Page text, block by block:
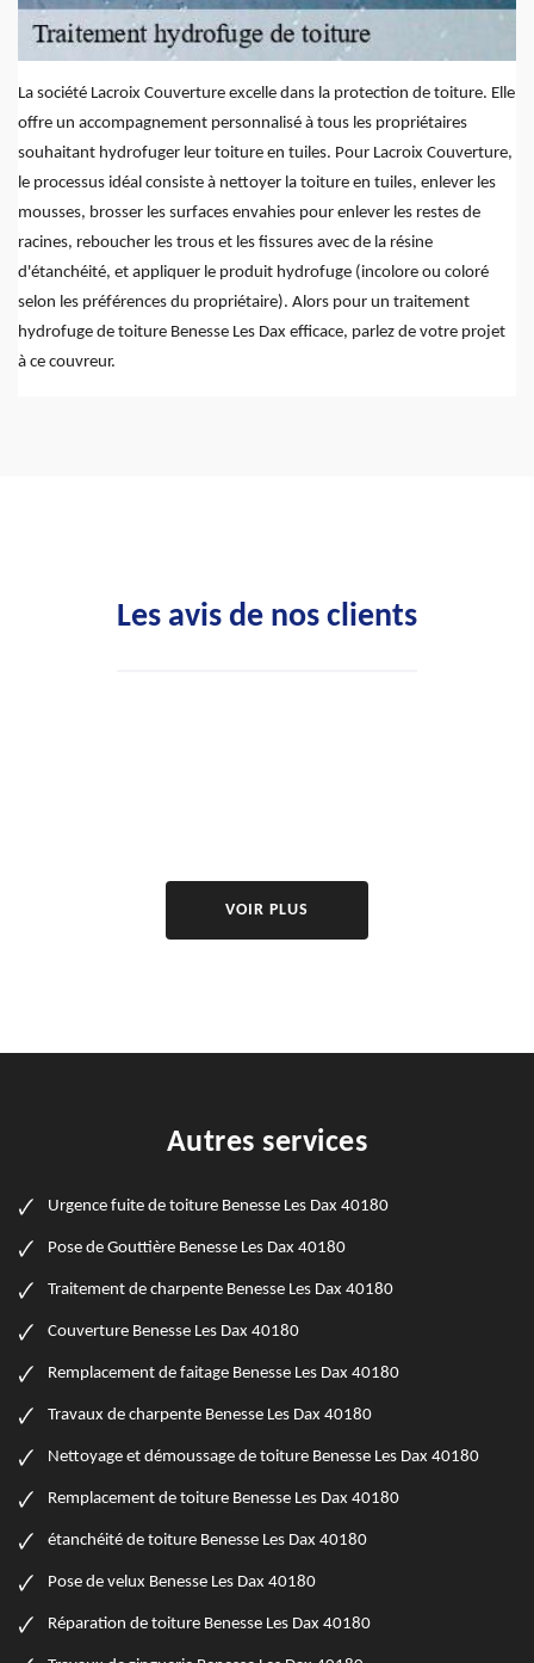
La société Lacroix Couverture excelle dans la protection de toiture. Elle
offre un accompagnement personnalisé à tous les propriétaires
souhaitant hydrofuger leur toiture en tuiles. Pour Lacroix Couverture,
le processus idéal consiste à nettoyer la toiture en tuiles, enlever les
mousses, brosser les surfaces envahies pour enlever les restes de
racines, reboucher les trous et les fissures avec de la résine
d'étanchéité, et appliquer le produit hydrofuge (incolore ou coloré
selon les préférences du propriétaire). Alors pour un traitement
hydrofuge de toiture Benesse Les Dax efficace, parlez de votre projet
à ce couvreur.
Les avis de nos clients
VOIR PLUS
Autres services
Urgence fuite de toiture Benesse Les Dax 40180
Pose de Gouttière Benesse Les Dax 40180
Traitement de charpente Benesse Les Dax 40180
Couverture Benesse Les Dax 40180
Remplacement de faitage Benesse Les Dax 40180
Travaux de charpente Benesse Les Dax 40180
Nettoyage et démoussage de toiture Benesse Les Dax 40180
Remplacement de toiture Benesse Les Dax 40180
étanchéité de toiture Benesse Les Dax 40180
Pose de velux Benesse Les Dax 40180
Réparation de toiture Benesse Les Dax 40180